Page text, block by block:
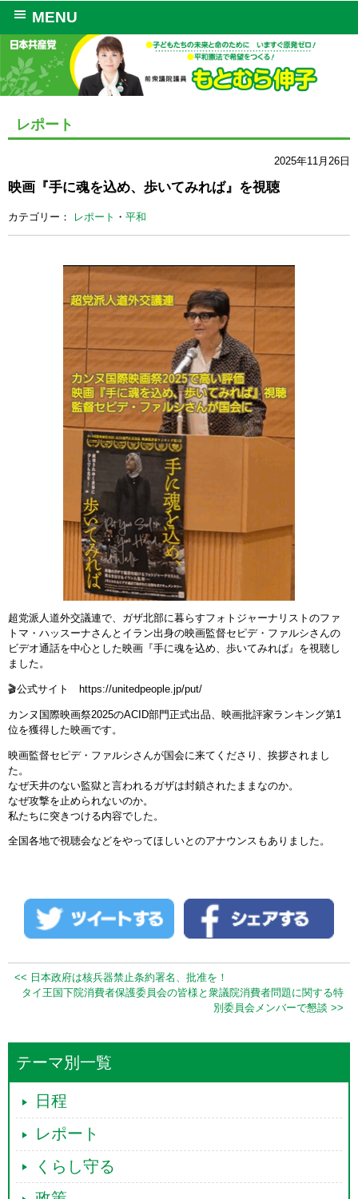
MENU
レポート
2025年11月26日
映画『手に魂を込め、歩いてみれば』を視聴
カテゴリー： レポート ・ 平和
超党派人道外交議連で、ガザ北部に暮らすフォトジャーナリストのファ
トマ・ハッスーナさんとイラン出⾝の映画監督セピデ・ファルシさんの
ビデオ通話を中⼼とした映画『手に魂を込め、歩いてみれば』を視聴し
ました。
🎬公式サイト https://unitedpeople.jp/put/
カンヌ国際映画祭2025のACID部門正式出品、映画批評家ランキング第1
位を獲得した映画です。
映画監督セピデ・ファルシさんが国会に来てくださり、挨拶されまし
た。
なぜ天井のない監獄と言われるガザは封鎖されたままなのか。
なぜ攻撃を止められないのか。
私たちに突きつける内容でした。
全国各地で視聴会などをやってほしいとのアナウンスもありました。
<< 日本政府は核兵器禁止条約署名、批准を！
タイ王国下院消費者保護委員会の皆様と衆議院消費者問題に関する特
別委員会メンバーで懇談 >>
テーマ別一覧
日程
レポート
くらし守る